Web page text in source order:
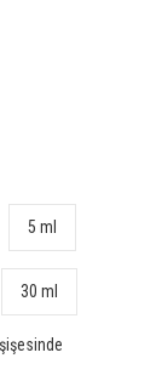
5 ml
30 ml